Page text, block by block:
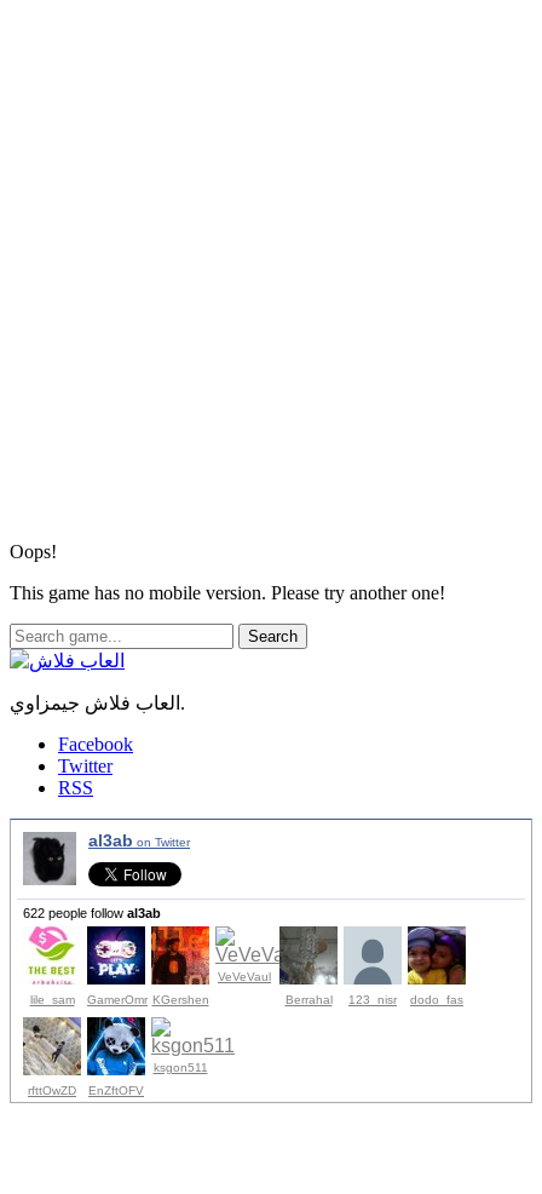
Oops!
This game has no mobile version. Please try another one!
Search
العاب فلاش جيمزاوي.
Facebook
Twitter
RSS
al3ab on Twitter
622 people follow al3ab
lile_sam GamerOmr KGershen
VeVeVaul
Berrahal
123_nisr dodo_fas
rfttOwZD EnZftOFV
ksgon511